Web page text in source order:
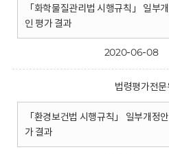
「화학물질관리법 시행규칙」 일부
인 평가 결과
2020-06-08
법령평가전문
「환경보건법 시행규칙」 일부개정
가 결과